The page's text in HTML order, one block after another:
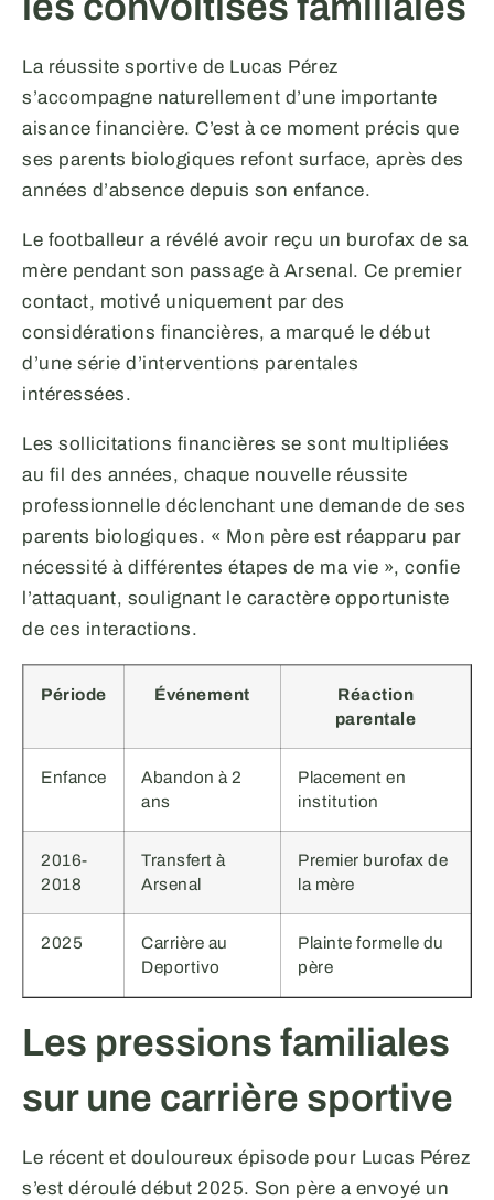
La réussite sportive de Lucas Pérez
s’accompagne naturellement d’une importante
aisance financière. C’est à ce moment précis que
ses parents biologiques refont surface, après des
années d’absence depuis son enfance.
Le footballeur a révélé avoir reçu un burofax de sa
mère pendant son passage à Arsenal. Ce premier
contact, motivé uniquement par des
considérations financières, a marqué le début
d’une série d’interventions parentales
intéressées.
Les sollicitations financières se sont multipliées
au fil des années, chaque nouvelle réussite
professionnelle déclenchant une demande de ses
parents biologiques. « Mon père est réapparu par
nécessité à différentes étapes de ma vie », confie
l’attaquant, soulignant le caractère opportuniste
de ces interactions.
Période Événement
Réaction
parentale
Enfance
Abandon à 2
ans
Placement en
institution
2016-
2018
Transfert à
Arsenal
Premier burofax de
la mère
2025
Carrière au
Deportivo
Plainte formelle du
père
Les pressions familiales
sur une carrière sportive
Le récent et douloureux épisode pour Lucas Pérez
s’est déroulé début 2025. Son père a envoyé un